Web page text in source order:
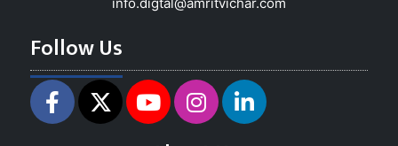
Follow Us